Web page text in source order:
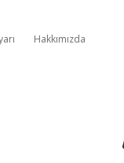
Hakkımızda